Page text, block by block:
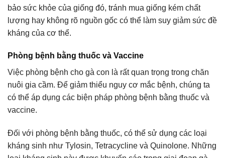
bảo sức khỏe của giống đó, tránh mua giống kém chất
lượng hay không rõ nguồn gốc có thể làm suy giảm sức đề
kháng của cơ thể.
Phòng bệnh bằng thuốc và Vaccine
Việc phòng bệnh cho gà con là rất quan trọng trong chăn
nuôi gia cầm. Để giảm thiểu nguy cơ mắc bệnh, chúng ta
có thể áp dụng các biện pháp phòng bệnh bằng thuốc và
vaccine.
Đối với phòng bệnh bằng thuốc, có thể sử dụng các loại
kháng sinh như Tylosin, Tetracycline và Quinolone. Những